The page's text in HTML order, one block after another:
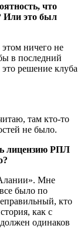
что
Или это был
ничего не
в последний
решение клуба
там кто-то
не было.
лицензию РПЛ
Мне
было по
кто
как с
одинаков